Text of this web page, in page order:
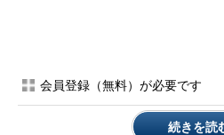
手軽なのが、GUIで操作可能な［
用する方法だ。［スタート］－［プ
に「diskmgmt.msc」と入力して、
会員登録（無料）が必要です
続きを読